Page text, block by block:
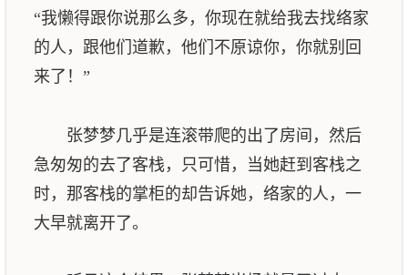
“我懒得跟你说那么多，你现在就给我去找络家
的人，跟他们道歉，他们不原谅你，你就别回
来了！”
张梦梦几乎是连滚带爬的出了房间，然后
急匆匆的去了客栈，只可惜，当她赶到客栈之
时，那客栈的掌柜的却告诉她，络家的人，一
大早就离开了。